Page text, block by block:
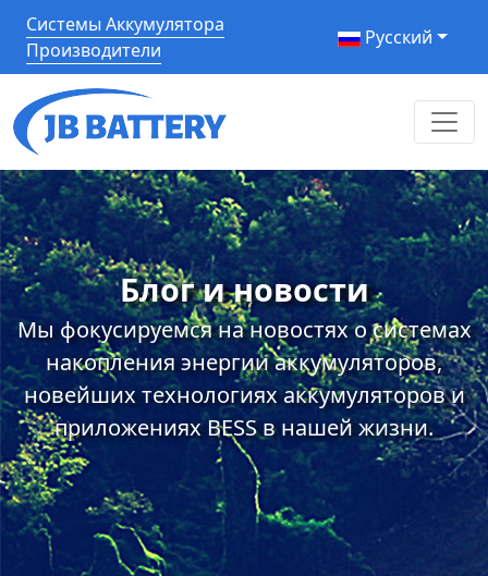
Системы Аккумулятора
Производители
Pусский
Блог и новости
Мы фокусируемся на новостях о системах
накопления энергии аккумуляторов,
новейших технологиях аккумуляторов и
приложениях BESS в нашей жизни.